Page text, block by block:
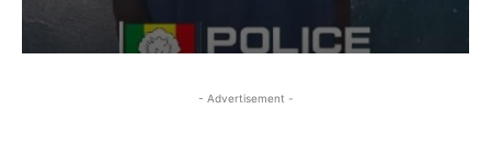
- Advertisement -